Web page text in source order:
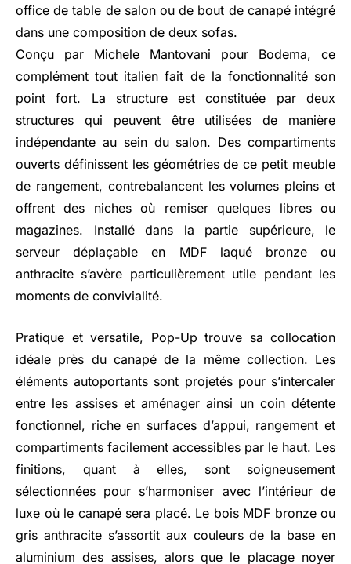
office de table de salon ou de bout de canapé intégré
dans une composition de deux sofas.
Conçu par Michele Mantovani pour Bodema, ce
complément tout italien fait de la fonctionnalité son
point fort. La structure est constituée par deux
structures qui peuvent être utilisées de manière
indépendante au sein du salon. Des compartiments
ouverts définissent les géométries de ce petit meuble
de rangement, contrebalancent les volumes pleins et
offrent des niches où remiser quelques libres ou
magazines. Installé dans la partie supérieure, le
serveur déplaçable en MDF laqué bronze ou
anthracite s’avère particulièrement utile pendant les
moments de convivialité.
Pratique et versatile, Pop-Up trouve sa collocation
idéale près du canapé de la même collection. Les
éléments autoportants sont projetés pour s’intercaler
entre les assises et aménager ainsi un coin détente
fonctionnel, riche en surfaces d’appui, rangement et
compartiments facilement accessibles par le haut. Les
finitions, quant à elles, sont soigneusement
sélectionnées pour s’harmoniser avec l’intérieur de
luxe où le canapé sera placé. Le bois MDF bronze ou
gris anthracite s’assortit aux couleurs de la base en
aluminium des assises, alors que le placage noyer